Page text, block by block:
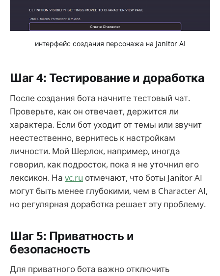
интерфейс создания персонажа на Janitor AI
Шаг 4: Тестирование и доработка
После создания бота начните тестовый чат.
Проверьте, как он отвечает, держится ли
характера. Если бот уходит от темы или звучит
неестественно, вернитесь к настройкам
личности. Мой Шерлок, например, иногда
говорил, как подросток, пока я не уточнил его
лексикон. На vc.ru отмечают, что боты Janitor AI
могут быть менее глубокими, чем в Character AI,
но регулярная доработка решает эту проблему.
Шаг 5: Приватность и
безопасность
Для приватного бота важно отключить